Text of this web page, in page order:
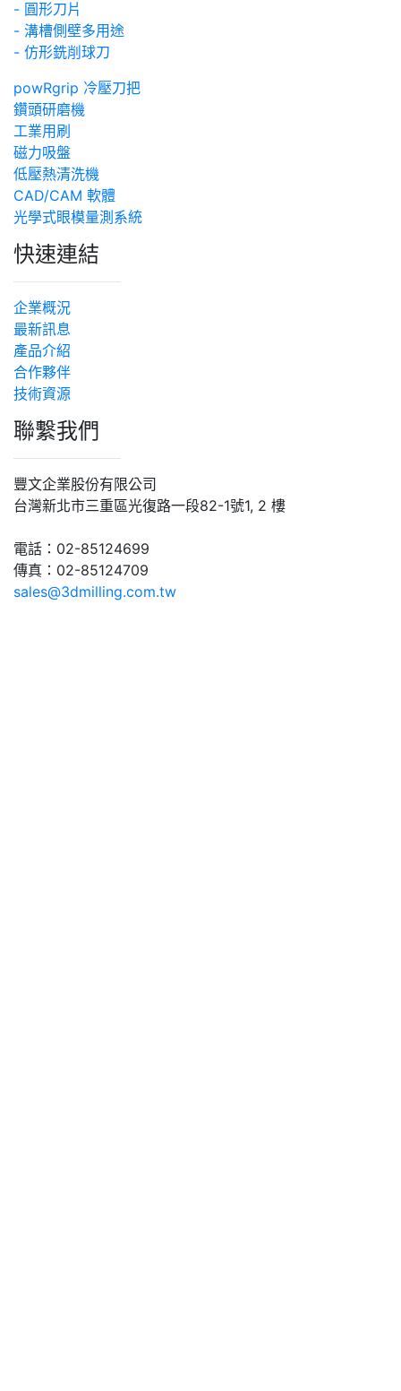
- 圓形刀片
- 溝槽側壁多用途
- 仿形銑削球刀
powRgrip 冷壓刀把
鑽頭研磨機
工業用刷
磁力吸盤
低壓熱清洗機
CAD/CAM 軟體
光學式眼模量測系統
快速連結
企業概況
最新訊息
產品介紹
合作夥伴
技術資源
聯繫我們
豐文企業股份有限公司
台灣新北市三重區光復路一段82-1號1, 2 樓
電話：02-85124699
傳真：02-85124709
sales@3dmilling.com.tw